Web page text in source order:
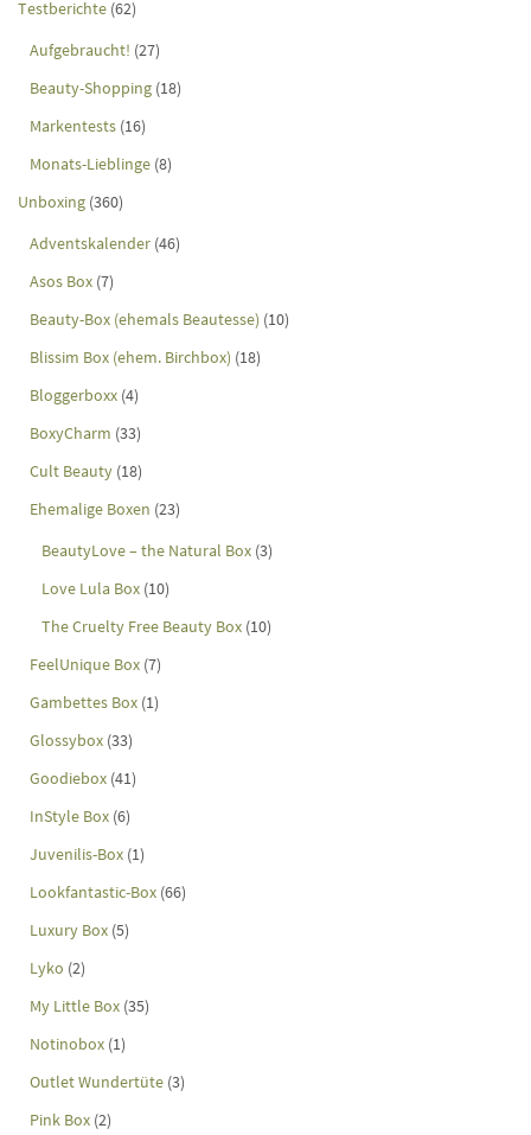
Testberichte (62)
Aufgebraucht! (27)
Beauty-Shopping (18)
Markentests (16)
Monats-Lieblinge (8)
Unboxing (360)
Adventskalender (46)
Asos Box (7)
Beauty-Box (ehemals Beautesse) (10)
Blissim Box (ehem. Birchbox) (18)
Bloggerboxx (4)
BoxyCharm (33)
Cult Beauty (18)
Ehemalige Boxen (23)
BeautyLove – the Natural Box (3)
Love Lula Box (10)
The Cruelty Free Beauty Box (10)
FeelUnique Box (7)
Gambettes Box (1)
Glossybox (33)
Goodiebox (41)
InStyle Box (6)
Juvenilis-Box (1)
Lookfantastic-Box (66)
Luxury Box (5)
Lyko (2)
My Little Box (35)
Notinobox (1)
Outlet Wundertüte (3)
Pink Box (2)